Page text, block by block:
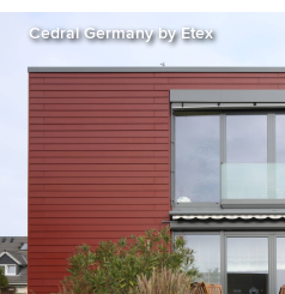
Cedral Germany by Etex